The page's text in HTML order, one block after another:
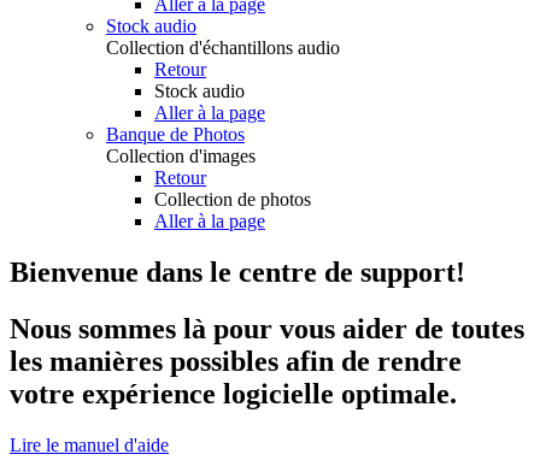
Aller à la page
Stock audio
Collection d'échantillons audio
Retour
Stock audio
Aller à la page
Banque de Photos
Collection d'images
Retour
Collection de photos
Aller à la page
Bienvenue dans le centre de support!
Nous sommes là pour vous aider de toutes
les manières possibles afin de rendre
votre expérience logicielle optimale.
Lire le manuel d'aide